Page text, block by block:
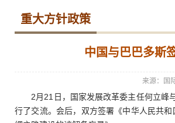
重大方针政策
中国与巴巴多斯
来源：国
2月21日，国家发展改革委主任何立峰与
行了交流。会后，双方签署《中华人民共